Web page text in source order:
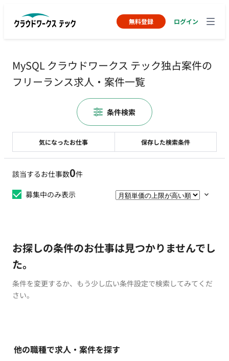
無料登録 ログイン
MySQL クラウドワークス テック独占案件の
フリーランス求人・案件一覧
該当するお仕事数0件
募集中のみ表示
お探しの条件のお仕事は見つかりませんでし
た。
条件を変更するか、もう少し広い条件設定で検索してみてくだ
さい。
他の職種で求人・案件を探す
気になったお仕事 保存した検索条件
条件検索